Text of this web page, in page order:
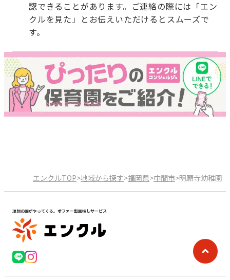
認できることがあります。ご連絡の際には「エン
クルを見た」とお伝えいただけるとスムーズで
す。
エンクルTOP>地域から探す>福岡県>中間市>明願寺幼稚園
理想の園がやってくる。オファー型園探しサービス